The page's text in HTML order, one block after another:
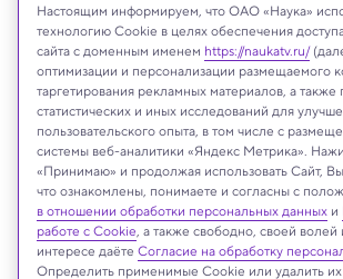
Звезды в космической пыли в центре галактики
Google Ai
Настоящим информируем, что ОАО «Наука»
технологию Cookie в целях обеспечения
сайта с доменным именем https://naukatv.ru/
оптимизации и персонализации размещаемого
таргетирования рекламных материалов, а
статистических и иных исследований для
пользовательского опыта, в том числе с
системы веб-аналитики «Яндекс Метрика».
«Принимаю» и продолжая использовать Сайт,
что ознакомлены, понимаете и согласны с
в отношении обработки персональных данных и
работе с Cookie, а также свободно, своей волей
интересе даёте Согласие на обработку
Определить применимые Cookie или удалить